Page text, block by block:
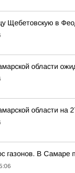
Щебетовскую в
области
области на
газонов. В Самаре